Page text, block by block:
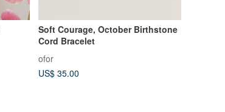
Soft Courage, October Birthstone
Cord Bracelet
ofor
US$ 35.00